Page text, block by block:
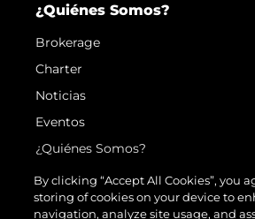
¿Quiénes Somos?
Brokerage
Charter
Noticias
Eventos
¿Quiénes Somos?
El Equipo
Request Parts
By clicking “Accept All Cookies”, you
storing of cookies on your device to
navigation, analyze site usage, and